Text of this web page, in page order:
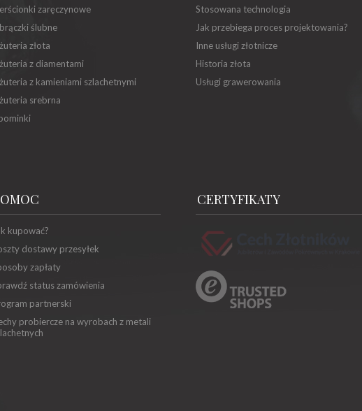
zaręczynowe
ślubne
złota
z diamentami
z kamieniami szlachetnymi
srebrna
Stosowana technologia
Jak przebiega proces projektowania?
Inne usługi złotnicze
Historia złota
Usługi grawerowania
kupować?
dostawy przesyłek
zapłaty
status zamówienia
partnerski
probiercze na wyrobach z metali
CERTYFIKATY